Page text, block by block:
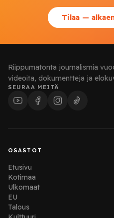
Tilaa —
Riippumatonta journalismia
videoita, dokumentteja ja
SEURAA MEITÄ
OSASTOT
Etusivu
Kotimaa
Ulkomaat
EU
Talous